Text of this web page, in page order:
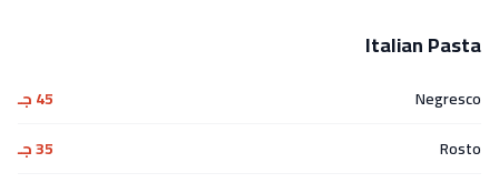
Italian Pasta
Negresco
45 جـ
Rosto
35 جـ